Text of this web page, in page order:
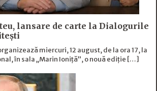
lansare de carte la Dialogurile
miercuri, 12 august, de la ora 17, la
în sala „Marin Ioniță”, o nouă ediție […]